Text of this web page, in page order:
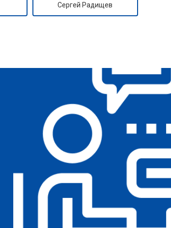
Сергей Радищев